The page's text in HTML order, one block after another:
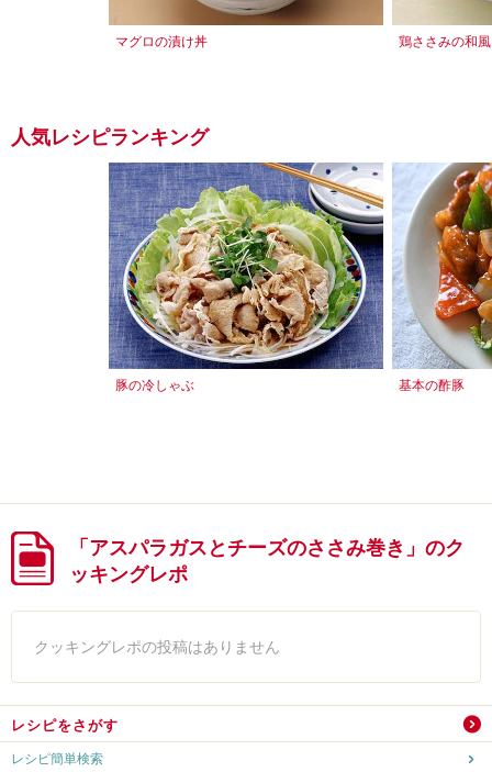
マグロの漬け丼 鶏ささみの和
人気レシピランキング
豚の冷しゃぶ 基本の酢豚
「アスパラガスとチーズのささみ巻き」のク
ッキングレポ
クッキングレポの投稿はありません
レシピをさがす
レシピ簡単検索